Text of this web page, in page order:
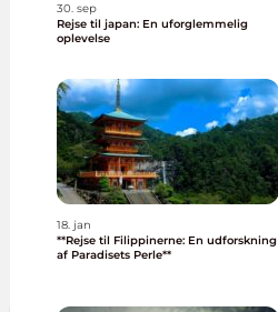
30. sep
Rejse til japan: En uforglemmelig
oplevelse
18. jan
**Rejse til Filippinerne: En udforskning
af Paradisets Perle**